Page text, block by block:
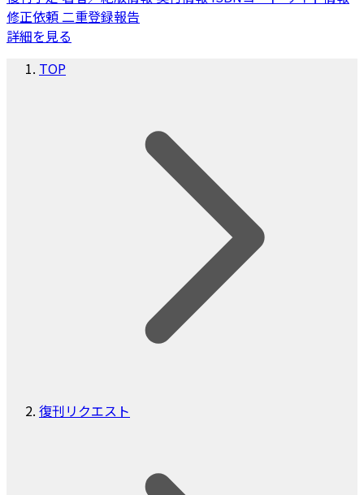
修正依頼二重登録報告
詳細を見る
TOP
復刊リクエスト